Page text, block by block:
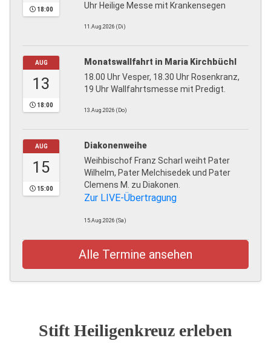
18:00
Uhr Heilige Messe mit Krankensegen
11.Aug.2026 (Di)
AUG
13
18:00
Monatswallfahrt in Maria Kirchbüchl
18.00 Uhr Vesper, 18.30 Uhr Rosenkranz,
19 Uhr Wallfahrtsmesse mit Predigt.
13.Aug.2026 (Do)
AUG
15
15:00
Diakonenweihe
Weihbischof Franz Scharl weiht Pater
Wilhelm, Pater Melchisedek und Pater
Clemens M. zu Diakonen.
Zur LIVE-Übertragung
15.Aug.2026 (Sa)
Alle Termine ansehen
Stift Heiligenkreuz erleben